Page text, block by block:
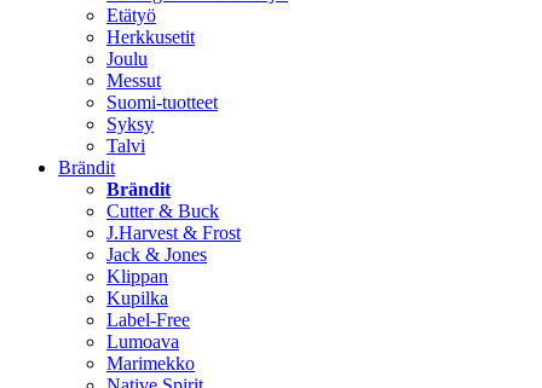
Etätyö
Herkkusetit
Joulu
Messut
Suomi-tuotteet
Syksy
Talvi
Brändit
Brändit
Cutter & Buck
J.Harvest & Frost
Jack & Jones
Klippan
Kupilka
Label-Free
Lumoava
Marimekko